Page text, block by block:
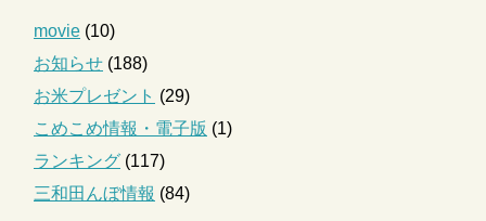
movie (10)
お知らせ (188)
お米プレゼント (29)
こめこめ情報・電子版 (1)
ランキング (117)
三和田んぼ情報 (84)